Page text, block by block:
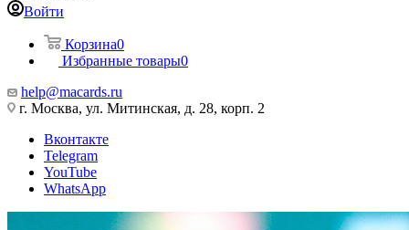
Войти
Корзина0
Избранные товары0
help@macards.ru
г. Москва, ул. Митинская, д. 28, корп. 2
Вконтакте
Telegram
YouTube
WhatsApp